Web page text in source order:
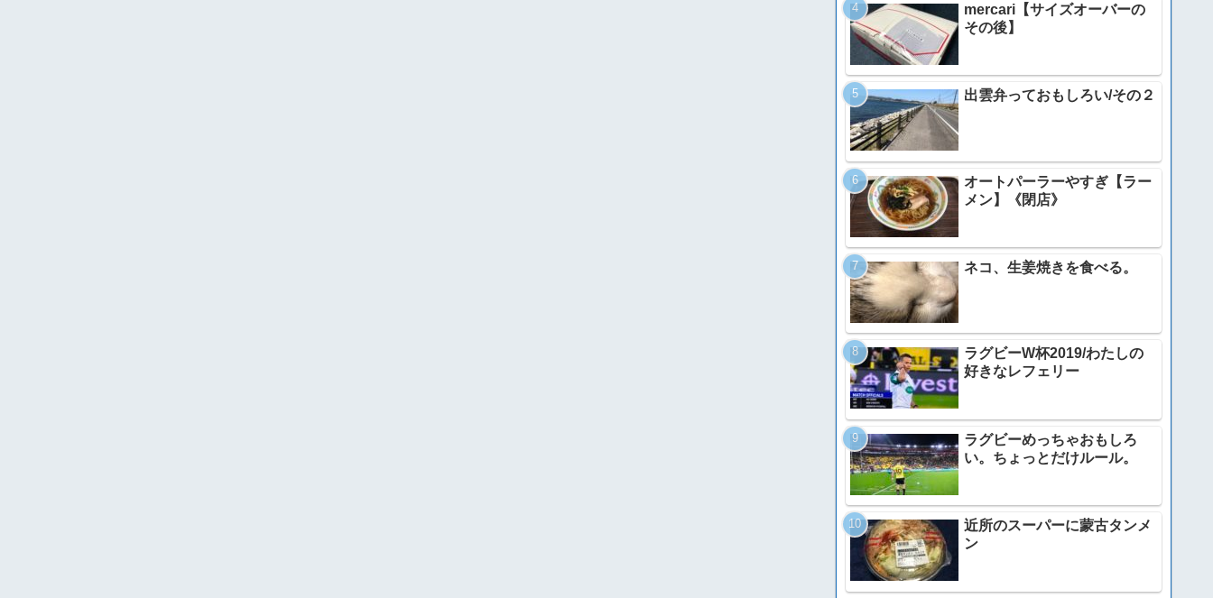
mercari【サイズオーバーの
その後】
出雲弁っておもしろい/その２
オートパーラーやすぎ【ラー
メン】《閉店》
ネコ、生姜焼きを食べる。
ラグビーW杯2019/わたしの
好きなレフェリー
ラグビーめっちゃおもしろ
い。ちょっとだけルール。
近所のスーパーに蒙古タンメ
ン